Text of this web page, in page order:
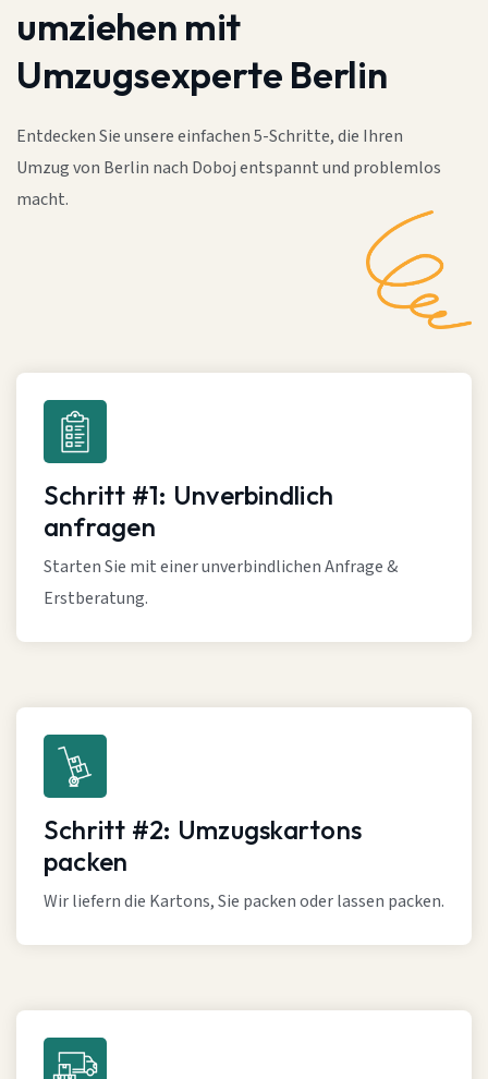
umziehen mit
Umzugsexperte Berlin
Entdecken Sie unsere einfachen 5-Schritte, die Ihren
Umzug von Berlin nach Doboj entspannt und problemlos
macht.
Schritt #1: Unverbindlich
anfragen
Starten Sie mit einer unverbindlichen Anfrage &
Erstberatung.
Schritt #2: Umzugskartons
packen
Wir liefern die Kartons, Sie packen oder lassen packen.